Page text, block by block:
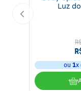
Família Olfativa
sensualidade do
Como usar
Aplique o perfume
Luz
ou 1x